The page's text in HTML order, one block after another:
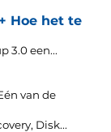
Hoe het te
3.0 een...
van de
Disk...